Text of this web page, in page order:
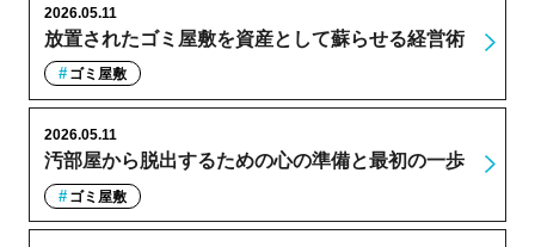
放置されたゴミ屋敷を資産として蘇らせる経営術
2026.05.11
ゴミ屋敷
汚部屋から脱出するための心の準備と最初の一歩
2026.05.11
ゴミ屋敷